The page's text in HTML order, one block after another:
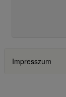
Impresszum